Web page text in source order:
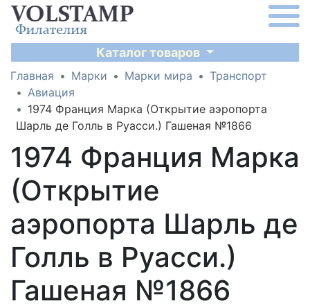
Каталог товаров
Главная Марки Марки мира
Транспорт
Авиация
1974 Франция Марка (Открытие аэропорта
Шарль де Голль в Руасси.) Гашеная №1866
1974 Франция Марка
(Открытие
аэропорта Шарль де
Голль в Руасси.)
Гашеная №1866